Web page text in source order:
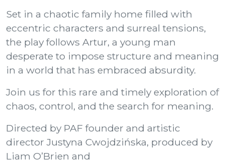
Set in a chaotic family home filled with
eccentric characters and surreal tensions,
the play follows Artur, a young man
desperate to impose structure and meaning
in a world that has embraced absurdity.
Join us for this rare and timely exploration of
chaos, control, and the search for meaning.
Directed by PAF founder and artistic
director Justyna Cwojdzińska, produced by
Liam O’Brien and